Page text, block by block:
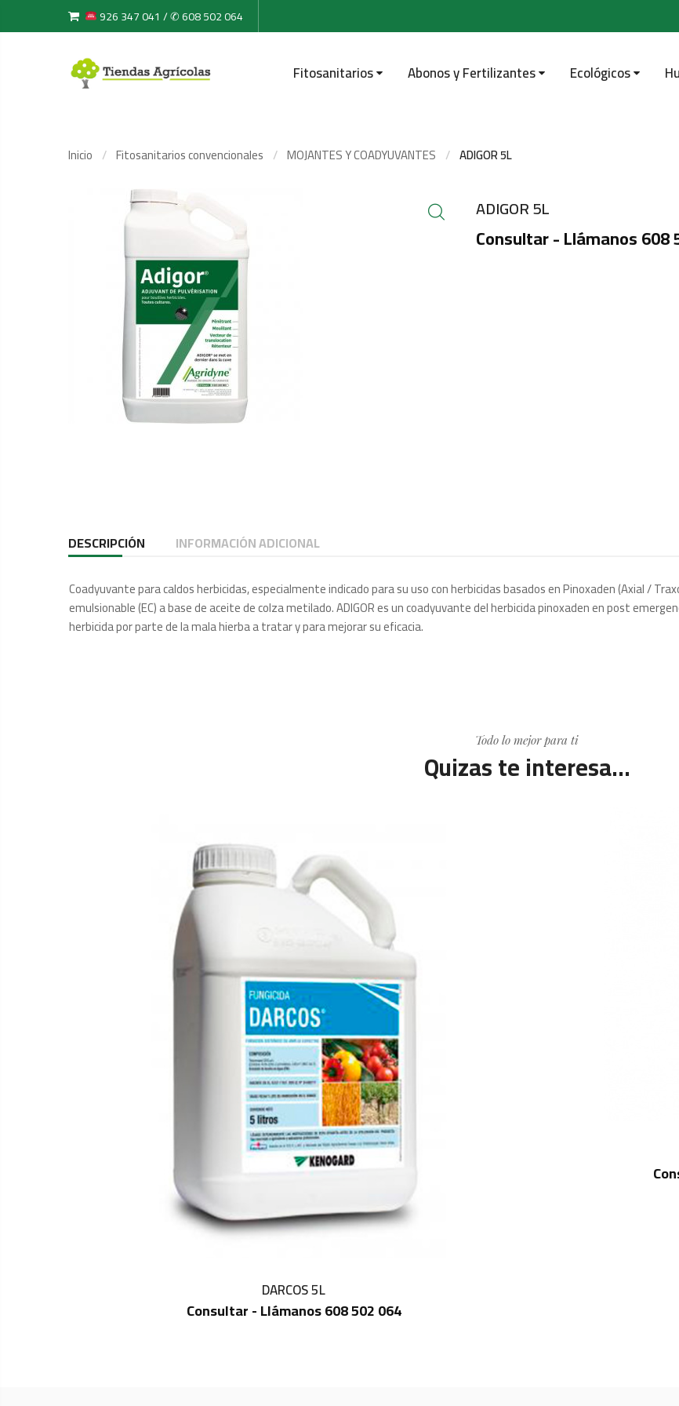
926 347 041 / ✆ 608 502 064
Fitosanitarios Abonos y Fertilizantes Ecológicos
Inicio Fitosanitarios convencionales MOJANTES Y COADYUVANTES ADIGOR 5L
ADIGOR 5L
Consultar - Llámanos 608
DESCRIPCIÓN INFORMACIÓN ADICIONAL
Coadyuvante para caldos herbicidas, especialmente indicado para su uso con herbicidas basados en Pinoxaden (Axial /
emulsionable (EC) a base de aceite de colza metilado. ADIGOR es un coadyuvante del herbicida pinoxaden en post
herbicida por parte de la mala hierba a tratar y para mejorar su eficacia.
Todo lo mejor para ti
Quizas te interesa...
IN STOCK
DARCOS 5L
Consultar - Llámanos 608 502 064